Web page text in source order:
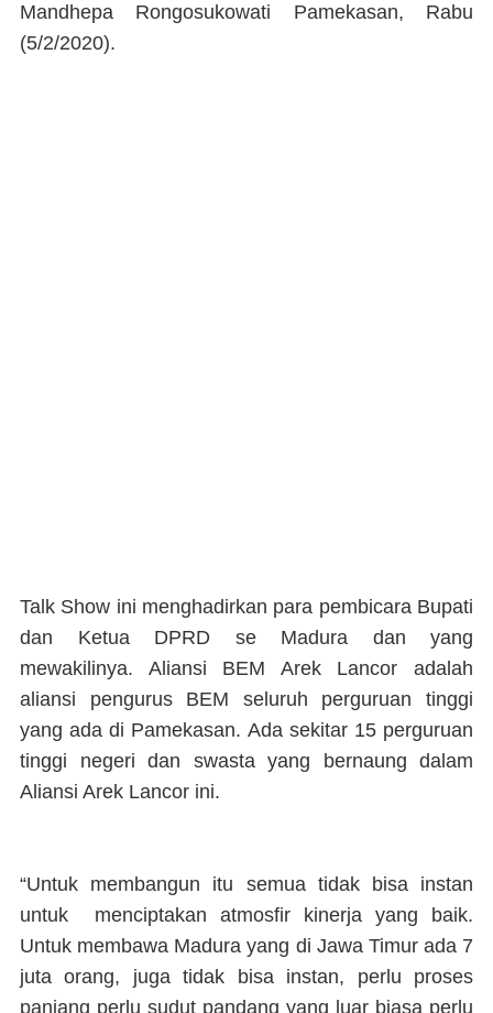
Mandhepa Rongosukowati Pamekasan, Rabu
(5/2/2020).
Talk Show ini menghadirkan para pembicara Bupati
dan Ketua DPRD se Madura dan yang
mewakilinya. Aliansi BEM Arek Lancor adalah
aliansi pengurus BEM seluruh perguruan tinggi
yang ada di Pamekasan. Ada sekitar 15 perguruan
tinggi negeri dan swasta yang bernaung dalam
Aliansi Arek Lancor ini.
“Untuk membangun itu semua tidak bisa instan
untuk menciptakan atmosfir kinerja yang baik.
Untuk membawa Madura yang di Jawa Timur ada 7
juta orang, juga tidak bisa instan, perlu proses
panjang perlu sudut pandang yang luar biasa perlu